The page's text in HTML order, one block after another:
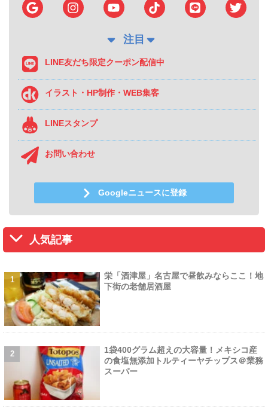
注目
LINE友だち限定クーポン配信中
イラスト・HP制作・WEB集客
LINEスタンプ
お問い合わせ
Googleニュースに登録
人気記事
栄「酒津屋」名古屋で昼飲みならここ！地
下街の老舗居酒屋
1袋400グラム超えの大容量！メキシコ産
の食塩無添加トルティーヤチップス＠業務
スーパー